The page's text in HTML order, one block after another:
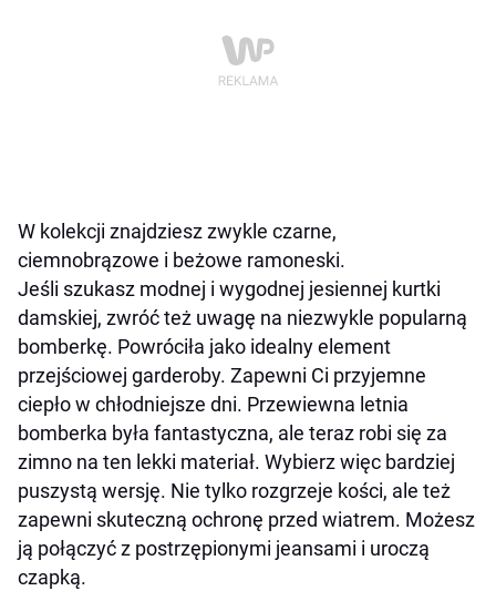
W kolekcji znajdziesz zwykle czarne,
ciemnobrązowe i beżowe ramoneski.
Jeśli szukasz modnej i wygodnej jesiennej kurtki
damskiej, zwróć też uwagę na niezwykle popularną
bomberkę. Powróciła jako idealny element
przejściowej garderoby. Zapewni Ci przyjemne
ciepło w chłodniejsze dni. Przewiewna letnia
bomberka była fantastyczna, ale teraz robi się za
zimno na ten lekki materiał. Wybierz więc bardziej
puszystą wersję. Nie tylko rozgrzeje kości, ale też
zapewni skuteczną ochronę przed wiatrem. Możesz
ją połączyć z postrzępionymi jeansami i uroczą
czapką.